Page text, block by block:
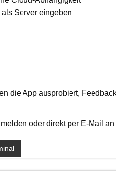
als Server eingeben
die App ausprobiert,
melden oder direkt per E-Mail an